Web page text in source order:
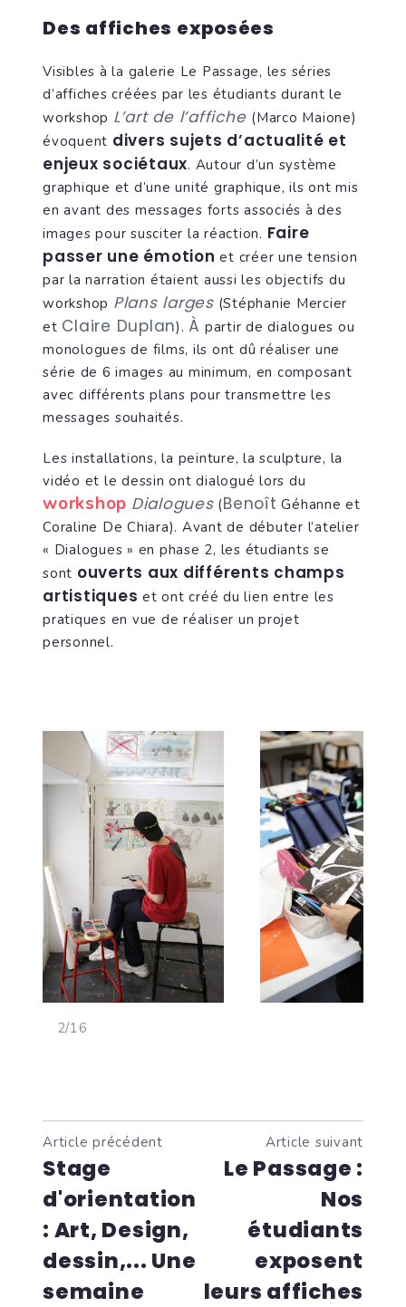
Des affiches exposées
Visibles à la galerie Le Passage, les séries
d’affiches créées par les étudiants durant le
workshop L’art de l’affiche (Marco Maione)
évoquent divers sujets d’actualité et
enjeux sociétaux. Autour d’un système
graphique et d’une unité graphique, ils ont mis
en avant des messages forts associés à des
images pour susciter la réaction. Faire
passer une émotion et créer une tension
par la narration étaient aussi les objectifs du
workshop Plans larges(Stéphanie Mercier
et Claire Duplan). À partir de dialogues ou
monologues de films, ils ont dû réaliser une
série de 6 images au minimum, en composant
avec différents plans pour transmettre les
messages souhaités.
Les installations, la peinture, la sculpture, la
vidéo et le dessin ont dialogué lors du
workshop Dialogues(Benoît Géhanne et
Coraline De Chiara). Avant de débuter l’atelier
« Dialogues » en phase 2, les étudiants se
sont ouverts aux différents champs
artistiques et ont créé du lien entre les
pratiques en vue de réaliser un projet
personnel.
2/16
Article précédent
Stage
d'orientation
: Art, Design,
dessin,... Une
semaine
Article suivant
Le Passage :
Nos
étudiants
exposent
leurs affiches